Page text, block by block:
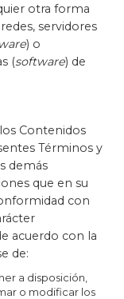
otra forma
servidores
) o
(software) de
Contenidos
Términos y
demás
que en su
con
acuerdo con la
de:
a disposición,
o modificar los